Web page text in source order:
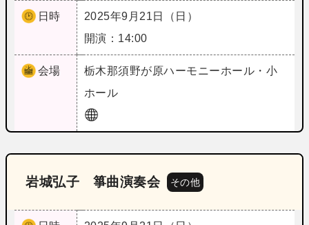
日時
2025年9月21日（日）
開演：14:00
会場 栃木那須野が原ハーモニーホール・小
ホール
岩城弘子 箏曲演奏会 その他